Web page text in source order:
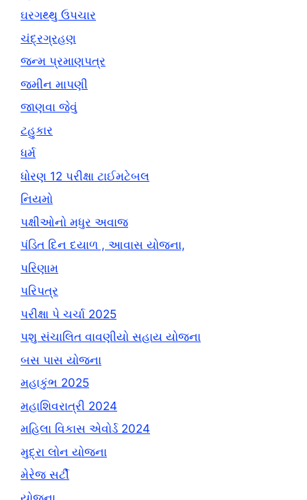
ઘરગથ્થુ ઉપચાર
ચંદ્રગ્રહણ
જન્મ પ્રમાણપત્ર
જમીન માપણી
જાણવા જેવું
ટહુકાર
ધર્મ
ધોરણ 12 પરીક્ષા ટાઈમટેબલ
નિયમો
પક્ષીઓનો મધુર અવાજ
પંડિત દિન દયાળ , આવાસ યોજના,
પરિણામ
પરિપત્ર
પરીક્ષા પે ચર્ચા 2025
પશુ સંચાલિત વાવણીયો સહાય યોજના
બસ પાસ યોજના
મહાકુંભ 2025
મહાશિવરાત્રી 2024
મહિલા વિકાસ એવોર્ડ 2024
મુદ્રા લોન યોજના
મેરેજ સર્ટી